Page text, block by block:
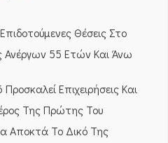
Θέσεις Στο
55 Ετών Και Άνω
Επιχειρήσεις Και
Της Πρώτης Του
Αποκτά Το Δικό Της